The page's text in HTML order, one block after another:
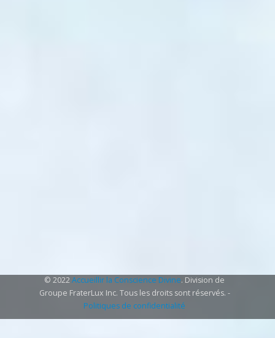
© 2022Accueillir la Conscience Divine. Division de
Groupe FraterLux Inc. Tous les droits sont réservés. -
Politiques de confidentialité